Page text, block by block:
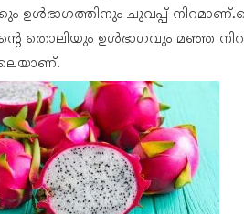
ഉൾഭാഗത്തിനും ചുവപ്പ്
തൊലിയും ഉൾഭാഗവും മഞ്ഞ